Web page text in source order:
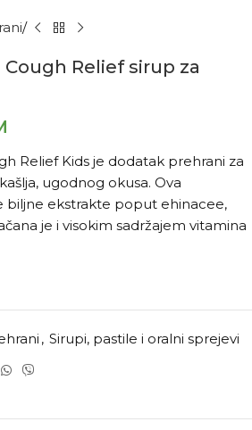
Relief sirup za
Relief Kids je dodatak prehrani za
ugodnog okusa. Ova
biljne ekstrakte poput ehinacee,
je i visokim sadržajem vitamina
, Sirupi, pastile i oralni sprejevi